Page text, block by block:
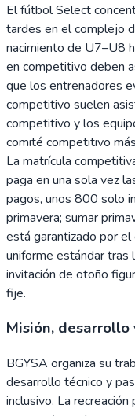
El fútbol Select
tardes en el complejo
nacimiento de U7–U8
en competitivo deben
que los entrenadores
competitivo suelen
competitivo y los
comité competitivo
La matrícula
paga en una sola vez
pagos, unos 800 solo
primavera; sumar
está garantizado por
uniforme estándar tras
invitación de otoño
fije.
Misión,
BGYSA organiza su
desarrollo técnico y
inclusivo. La